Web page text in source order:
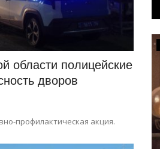
области полицейские
дворов
профилактическая акция.